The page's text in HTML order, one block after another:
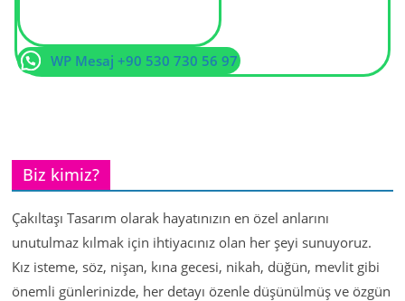
WP Mesaj +90 530 730 56 97
Biz kimiz?
Çakıltaşı Tasarım olarak hayatınızın en özel anlarını
unutulmaz kılmak için ihtiyacınız olan her şeyi sunuyoruz.
Kız isteme, söz, nişan, kına gecesi, nikah, düğün, mevlit gibi
önemli günlerinizde, her detayı özenle düşünülmüş ve özgün